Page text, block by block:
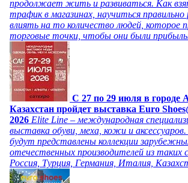
продолжает жить и развиваться. Как
трафик в магазинах, научиться
влиять на то количество людей, которое
торговые точки, чтобы они были
C 27 по 29 июля в городе
Казахстан пройдет выставка Euro
2026 Elite Line – международная
выставка обуви, меха, кожи и
будут представлены коллекции
отечественных производителей из таких
Россия, Турция, Германия, Италия,